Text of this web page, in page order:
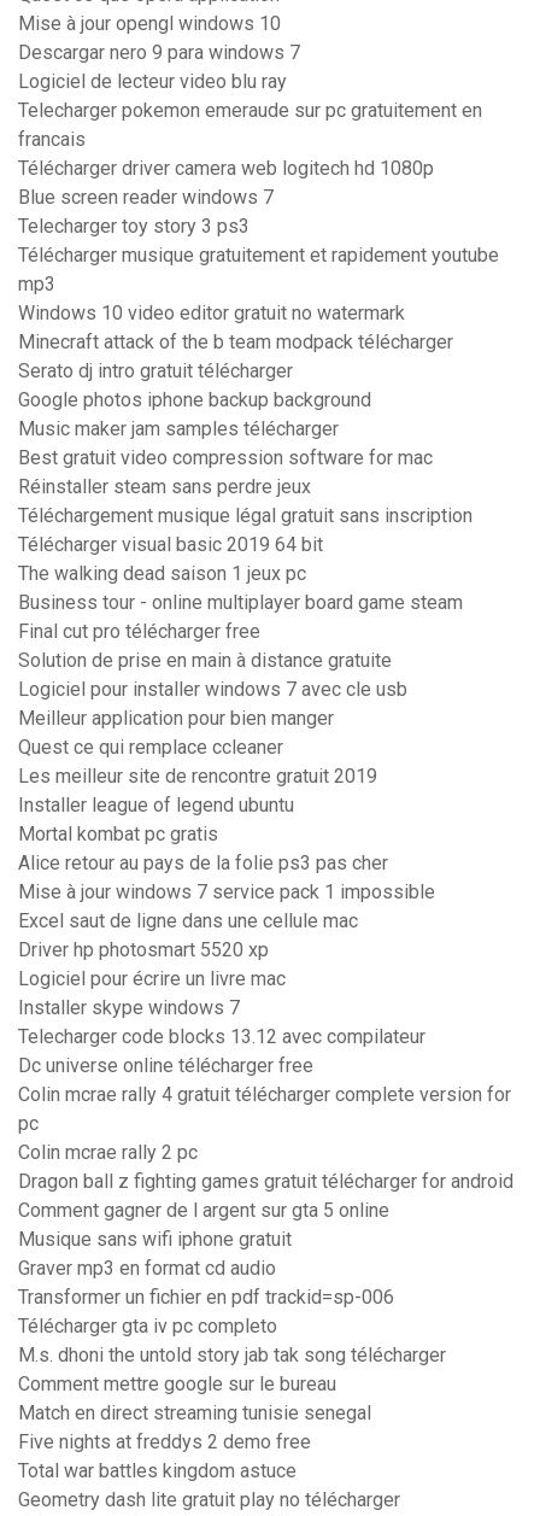
Mise à jour opengl windows 10
Descargar nero 9 para windows 7
Logiciel de lecteur video blu ray
Telecharger pokemon emeraude sur pc gratuitement en
francais
Télécharger driver camera web logitech hd 1080p
Blue screen reader windows 7
Telecharger toy story 3 ps3
Télécharger musique gratuitement et rapidement youtube
mp3
Windows 10 video editor gratuit no watermark
Minecraft attack of the b team modpack télécharger
Serato dj intro gratuit télécharger
Google photos iphone backup background
Music maker jam samples télécharger
Best gratuit video compression software for mac
Réinstaller steam sans perdre jeux
Téléchargement musique légal gratuit sans inscription
Télécharger visual basic 2019 64 bit
The walking dead saison 1 jeux pc
Business tour - online multiplayer board game steam
Final cut pro télécharger free
Solution de prise en main à distance gratuite
Logiciel pour installer windows 7 avec cle usb
Meilleur application pour bien manger
Quest ce qui remplace ccleaner
Les meilleur site de rencontre gratuit 2019
Installer league of legend ubuntu
Mortal kombat pc gratis
Alice retour au pays de la folie ps3 pas cher
Mise à jour windows 7 service pack 1 impossible
Excel saut de ligne dans une cellule mac
Driver hp photosmart 5520 xp
Logiciel pour écrire un livre mac
Installer skype windows 7
Telecharger code blocks 13.12 avec compilateur
Dc universe online télécharger free
Colin mcrae rally 4 gratuit télécharger complete version for
pc
Colin mcrae rally 2 pc
Dragon ball z fighting games gratuit télécharger for android
Comment gagner de l argent sur gta 5 online
Musique sans wifi iphone gratuit
Graver mp3 en format cd audio
Transformer un fichier en pdf trackid=sp-006
Télécharger gta iv pc completo
M.s. dhoni the untold story jab tak song télécharger
Comment mettre google sur le bureau
Match en direct streaming tunisie senegal
Five nights at freddys 2 demo free
Total war battles kingdom astuce
Geometry dash lite gratuit play no télécharger